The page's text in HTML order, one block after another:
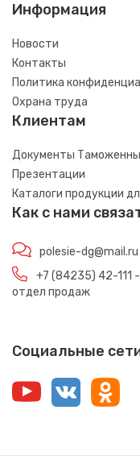
Информация
Новости
Контакты
Политика
Охрана труда
Клиентам
Документы
Презентации
Каталоги продукции
Как с нами
polesie-dg@mail.ru
+7 (84235) 42-111
отдел продаж
Социальные